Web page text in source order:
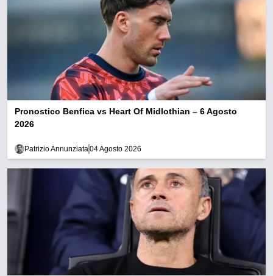
Pronostico Benfica vs Heart Of Midlothian – 6 Agosto
2026
Patrizio Annunziata 04 Agosto 2026